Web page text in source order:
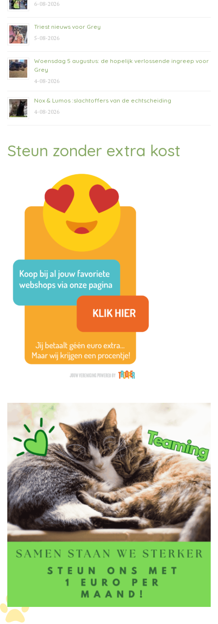
6-08-2026
Triest nieuws voor Grey
5-08-2026
Woensdag 5 augustus: de hopelijk verlossende ingreep voor
Grey
4-08-2026
Nox & Lumos :slachtoffers van de echtscheiding
4-08-2026
Steun zonder extra kost